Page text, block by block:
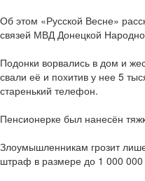
Об этом «Русской Весне»
связей МВД Донецкой
Подонки ворвались в дом и
свали её и похитив у нее 5
старенький телефон.
Пенсионерке был нанесён
Злоумышленникам грозит
штраф в размере до 1 000 000